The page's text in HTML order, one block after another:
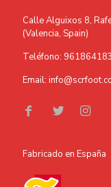
Calle Alguixos 8,
(Valencia, Spain)
Teléfono: 961864183
Email:
Fabricado en España